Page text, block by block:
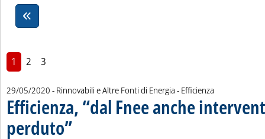
1 2 3
29/05/2020 - Rinnovabili e Altre Fonti di Energia - Efficienza
Efficienza, “dal Fnee anche
perduto”. Sottotitolo: Invitalia al lavoro per le modifiche, la proposta
. Pubblicata venerdì 29 maggio 2020 alle 16.5.